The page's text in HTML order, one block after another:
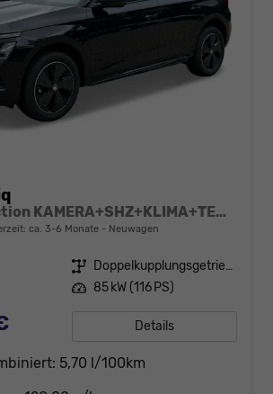
Classic Selection KAMERA+SHZ+KLIMA+TEMPOMAT+LED+16" LM
ca. 3-6 Monate Neuwagen
Getriebe
Doppelkupplungsgetriebe (DSG)
Leistung 85 kW (116 PS)
Details
5,70 l/100km